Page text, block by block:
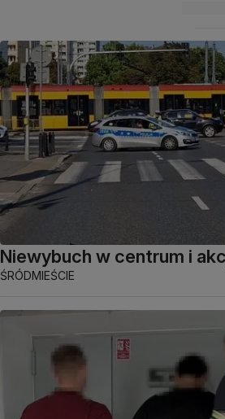
Niewybuch w centrum i
ŚRÓDMIEŚCIE